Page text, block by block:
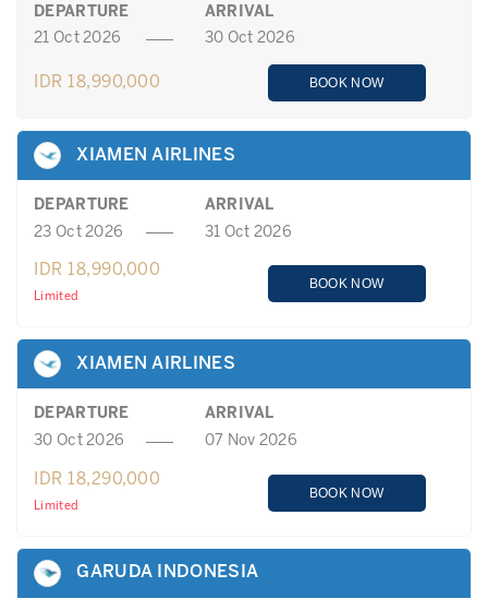
DEPARTURE
ARRIVAL
21 Oct 2026
30 Oct 2026
IDR 18,990,000 BOOK NOW
XIAMEN AIRLINES
DEPARTURE
ARRIVAL
23 Oct 2026
31 Oct 2026
IDR 18,990,000
Limited
BOOK NOW
XIAMEN AIRLINES
DEPARTURE
ARRIVAL
30 Oct 2026
07 Nov 2026
IDR 18,290,000
Limited
BOOK NOW
GARUDA INDONESIA